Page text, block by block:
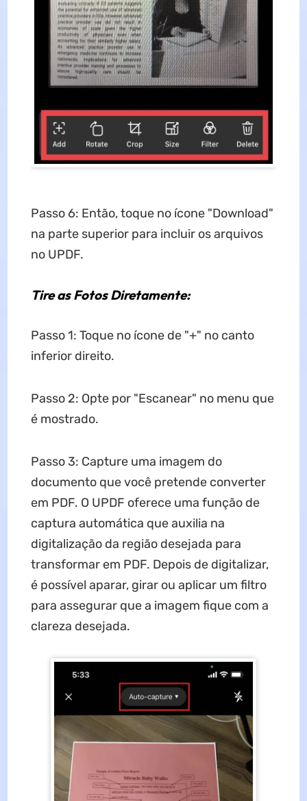
Passo 6: Então, toque no ícone "Download"
na parte superior para incluir os arquivos
no UPDF.
Tire as Fotos Diretamente:
Passo 1: Toque no ícone de "+" no canto
inferior direito.
Passo 2: Opte por "Escanear" no menu que
é mostrado.
Passo 3: Capture uma imagem do
documento que você pretende converter
em PDF. O UPDF oferece uma função de
captura automática que auxilia na
digitalização da região desejada para
transformar em PDF. Depois de digitalizar,
é possível aparar, girar ou aplicar um filtro
para assegurar que a imagem fique com a
clareza desejada.